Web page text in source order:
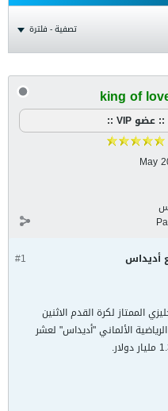
تصفية - فلترة
king of
:: عضو VIP ::
May
#1 أديداس
الممتاز لكرة القدم الاثنين
الألماني "أديداس" لعشر